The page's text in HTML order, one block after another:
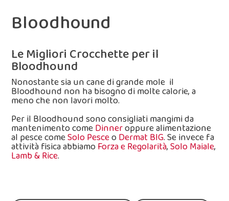
Bloodhound
Le Migliori Crocchette per il
Bloodhound
Nonostante sia un cane di grande mole il
Bloodhound non ha bisogno di molte calorie, a
meno che non lavori molto.
Per il Bloodhound sono consigliati mangimi da
mantenimento comeDinneroppure alimentazione
al pesce comeSolo PesceoDermat BIG. Se invece fa
attività fisica abbiamoForza e Regolarità,Solo Maiale,
Lamb & Rice.